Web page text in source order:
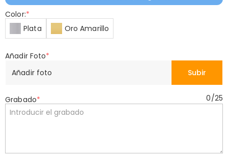
Color:*
Plata
Oro Amarillo
Añadir Foto*
Añadir foto
Subir
Grabado* 0/25